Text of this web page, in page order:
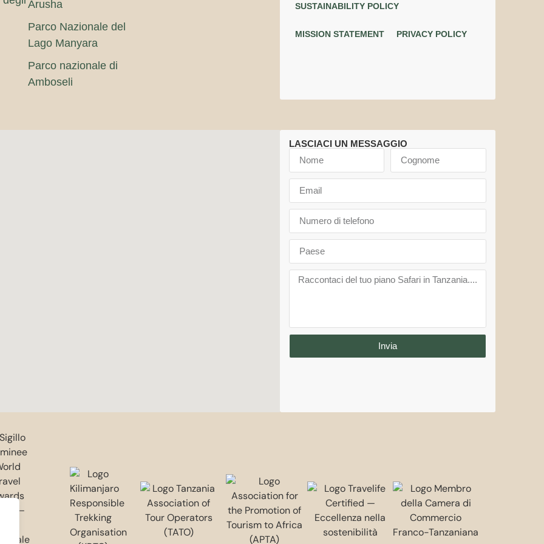
Arusha
Parco Nazionale del
Lago Manyara
Parco nazionale di
Amboseli
SUSTAINABILITY POLICY
MISSION STATEMENT PRIVACY POLICY
LASCIACI UN MESSAGGIO
Invia